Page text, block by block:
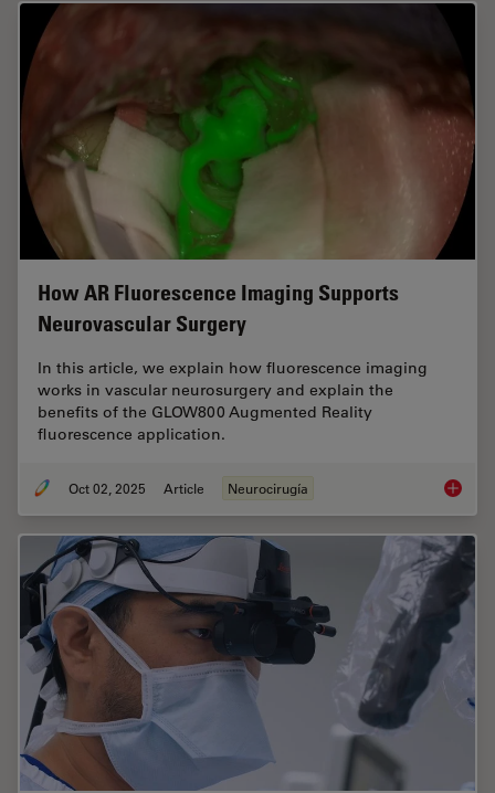
How AR Fluorescence Imaging Supports
Neurovascular Surgery
In this article, we explain how fluorescence imaging
works in vascular neurosurgery and explain the
benefits of the GLOW800 Augmented Reality
fluorescence application.
Oct 02, 2025 Article Neurocirugía How